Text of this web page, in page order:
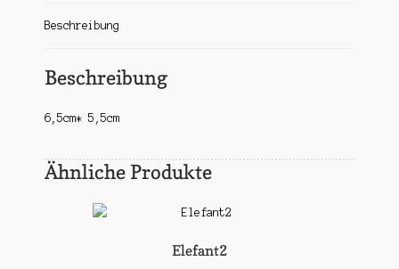
Beschreibung
Beschreibung
6,5cm* 5,5cm
Ähnliche Produkte
Elefant2